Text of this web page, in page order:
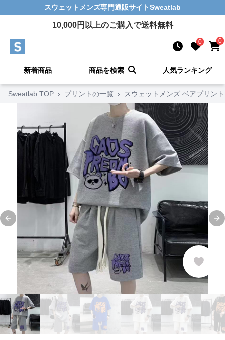
スウェットメンズ専門通販サイトSweatlab
10,000円以上のご購入で送料無料
0 0
新着商品 商品を検索 人気ランキング
Sweatlab TOP › プリントの一覧 › スウェットメンズ ベアプリン
Previous slide